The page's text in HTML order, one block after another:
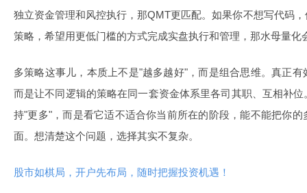
独立资金管理和风控执行，那QMT更匹配。如果你不想写代码
策略，希望用更低门槛的方式完成实盘执行和管理，那水母量化
多策略这事儿，本质上不是"越多越好"，而是组合思维。真正
而是让不同逻辑的策略在同一套资金体系里各司其职、互相补
持"更多"，而是看它适不适合你当前所在的阶段，能不能把你
面。想清楚这个问题，选择其实不复杂。
股市如棋局，开户先布局，随时把握投资机遇！